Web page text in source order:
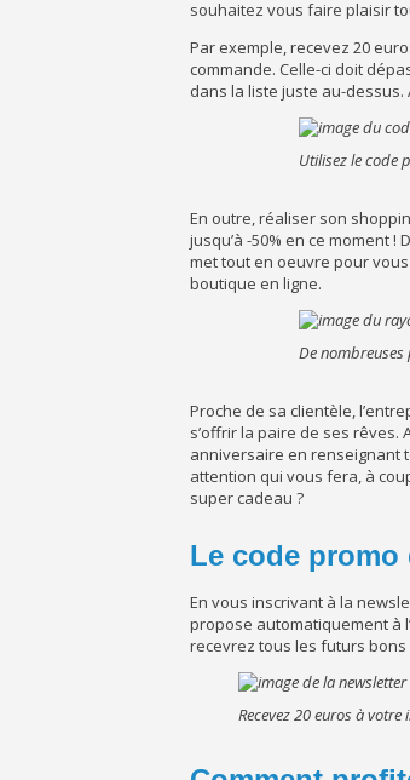
souhaitez vous faire plaisir
Par exemple, recevez 20
commande. Celle-ci doit
dans la liste juste au-dessus.
Utilisez le code
En outre, réaliser son
jusqu’à -50% en ce moment
met tout en oeuvre pour
boutique en ligne.
De nombreuses
Proche de sa clientèle,
s’offrir la paire de ses
anniversaire en renseignant
attention qui vous fera, à
super cadeau ?
Le code promo
En vous inscrivant à la
propose automatiquement à
recevrez tous les futurs
Recevez 20 euros à